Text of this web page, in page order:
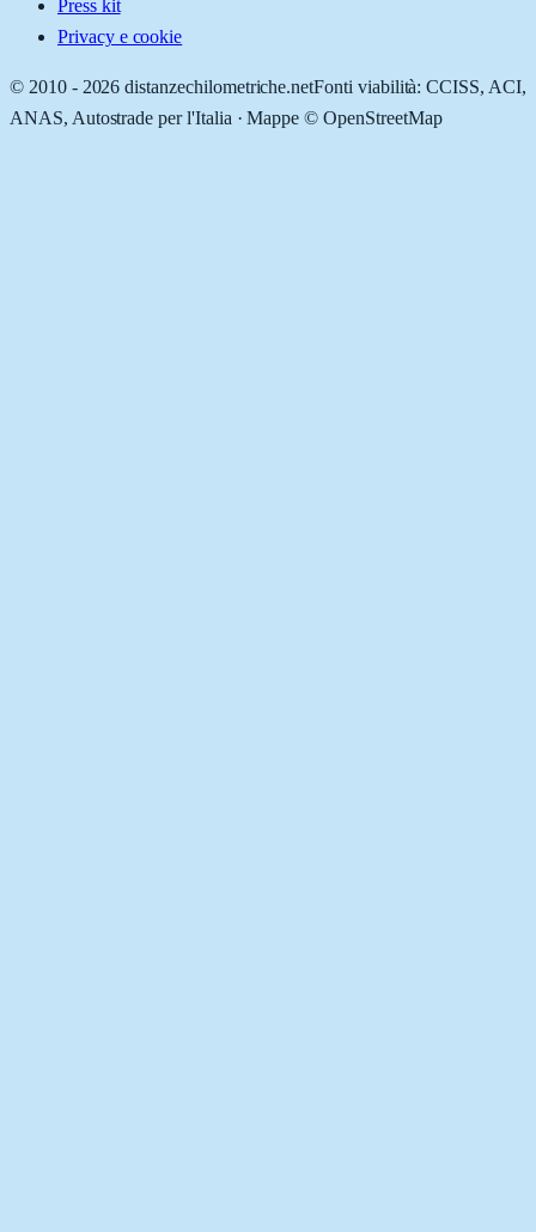
Press kit
Privacy e cookie
© 2010 - 2026 distanzechilometriche.netFonti viabilità: CCISS, ACI,
ANAS, Autostrade per l'Italia · Mappe © OpenStreetMap